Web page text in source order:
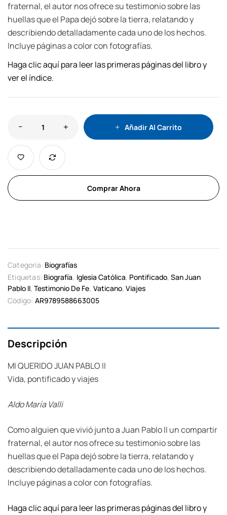
fraternal, el autor nos ofrece su testimonio sobre las
huellas que el Papa dejó sobre la tierra, relatando y
describiendo detalladamente cada uno de los hechos.
Incluye páginas a color con fotografías.
Haga clic aquí para leer las primeras páginas del libro y
ver el índice.
Añadir Al Carrito
Comprar Ahora
Categoría: Biografías
Etiquetas: Biografía, Iglesia Católica, Pontificado,San Juan
Pablo II,Testimonio De Fe, Vaticano,Viajes
Código: AR9789588663005
Descripción
MI QUERIDO JUAN PABLO II
Vida, pontificado y viajes
Aldo María Valli
Como alguien que vivió junto a Juan Pablo II un compartir
fraternal, el autor nos ofrece su testimonio sobre las
huellas que el Papa dejó sobre la tierra, relatando y
describiendo detalladamente cada uno de los hechos.
Incluye páginas a color con fotografías.
Haga clic aquí para leer las primeras páginas del libro y